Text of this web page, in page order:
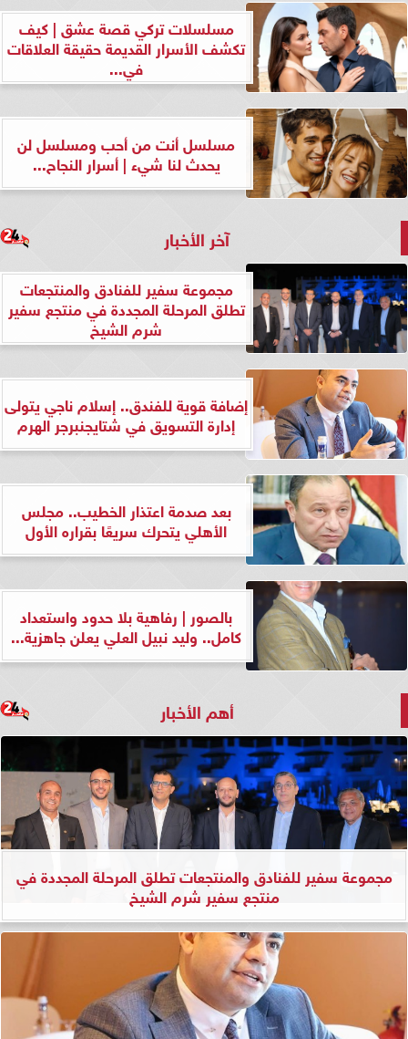
مسلسلات تركي قصة عشق | كيف
تكشف الأسرار القديمة حقيقة العلاقات
في...
مسلسل أنت من أحب ومسلسل لن
يحدث لنا شيء | أسرار النجاح...
آخر الأخبار
مجموعة سفير للفنادق والمنتجعات
تطلق المرحلة المجددة في منتجع سفير
شرم الشيخ
إضافة قوية للفندق.. إسلام ناجي يتولى
إدارة التسويق في شتايجنبرجر الهرم
بعد صدمة اعتذار الخطيب.. مجلس
الأهلي يتحرك سريعًا بقراره الأول
بالصور | رفاهية بلا حدود واستعداد
كامل.. وليد نبيل العلي يعلن جاهزية...
أهم الأخبار
مجموعة سفير للفنادق والمنتجعات تطلق المرحلة المجددة في
منتجع سفير شرم الشيخ